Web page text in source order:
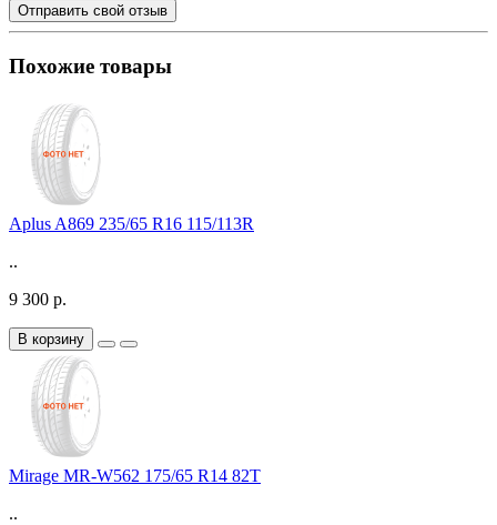
Отправить свой отзыв
Похожие товары
Aplus A869 235/65 R16 115/113R
..
9 300 р.
В корзину
Mirage MR-W562 175/65 R14 82T
..